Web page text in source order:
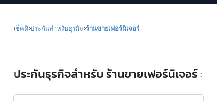
เช็คดิ ประกันสำหรับธุรกิจ ร้านขายเฟอร์นิเจอร์
ประกันธุรกิจสำหรับ ร้านขายเฟอร์นิเจอร์ :